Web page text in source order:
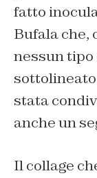
fatto
Bufala che,
nessun tipo
stata
anche un
Il collage